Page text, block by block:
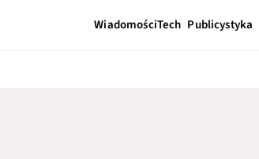
WiadomościTech Publicystyka